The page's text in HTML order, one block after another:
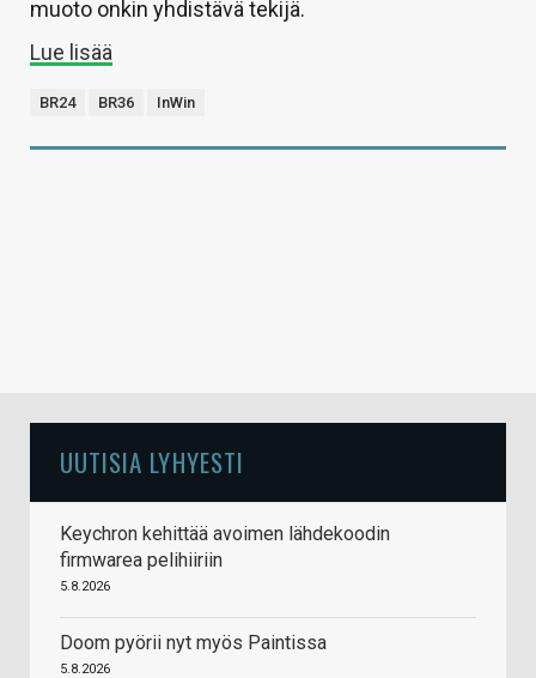
muoto onkin yhdistävä tekijä.
Lue lisää
BR24 BR36 InWin
UUTISIA LYHYESTI
Keychron kehittää avoimen lähdekoodin
firmwarea pelihiiriin
5.8.2026
Doom pyörii nyt myös Paintissa
5.8.2026